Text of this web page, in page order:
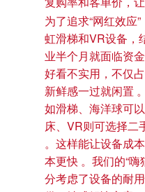
为了追求“网红效应
虹滑梯和VR设备，
业半个月就面临资
好看不实用，不仅
新鲜感一过就闲置
如滑梯、海洋球可
床、VR则可选择二
。这样能让设备成
本更快 。我们的“嗨
分考虑了设备的耐